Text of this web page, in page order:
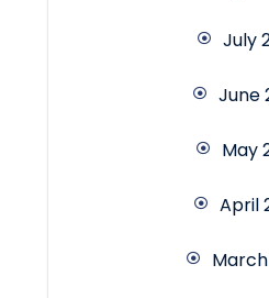
July
June
May
April